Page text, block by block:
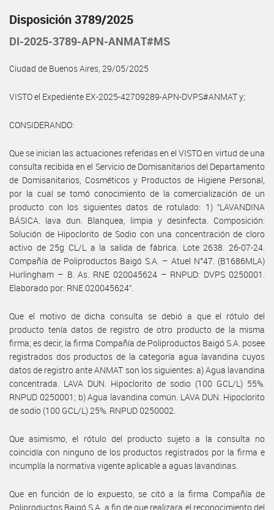
Disposición 3789/2025
DI-2025-3789-APN-ANMAT#MS
Ciudad de Buenos Aires, 29/05/2025
VISTO el Expediente EX-2025-42709289-APN-DVPS#ANMAT y;
CONSIDERANDO:
Que se inician las actuaciones referidas en el VISTO en virtud de una
consulta recibida en el Servicio de Domisanitarios del Departamento
de Domisanitarios, Cosméticos y Productos de Higiene Personal,
por la cual se tomó conocimiento de la comercialización de un
producto con los siguientes datos de rotulado: 1) “LAVANDINA
BÁSICA. lava dun. Blanquea, limpia y desinfecta. Composición:
Solución de Hipoclorito de Sodio con una concentración de cloro
activo de 25g CL/L a la salida de fábrica. Lote 2638. 26-07-24.
Compañía de Poliproductos Baigó S.A. – Atuel N°47. (B1686MLA)
Hurlingham – B. As. RNE 020045624 – RNPUD: DVPS 0250001.
Elaborado por: RNE 020045624”.
Que el motivo de dicha consulta se debió a que el rótulo del
producto tenía datos de registro de otro producto de la misma
firma; es decir, la firma Compañía de Poliproductos Baigó S.A. posee
registrados dos productos de la categoría agua lavandina cuyos
datos de registro ante ANMAT son los siguientes: a) Agua lavandina
concentrada. LAVA DUN. Hipoclorito de sodio (100 GCL/L) 55%.
RNPUD 0250001; b) Agua lavandina común. LAVA DUN. Hipoclorito
de sodio (100 GCL/L) 25%. RNPUD 0250002.
Que asimismo, el rótulo del producto sujeto a la consulta no
coincidía con ninguno de los productos registrados por la firma e
incumplía la normativa vigente aplicable a aguas lavandinas.
Que en función de lo expuesto, se citó a la firma Compañía de
Poliproductos Baigó S.A. a fin de que realizara el reconocimiento del